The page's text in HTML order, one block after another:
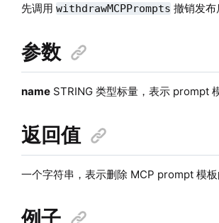
先调用 withdrawMCPPrompts 撤销发布
参数
nameSTRING 类型标量，表示 prompt
返回值
一个字符串，表示删除 MCP prompt 模板
例子